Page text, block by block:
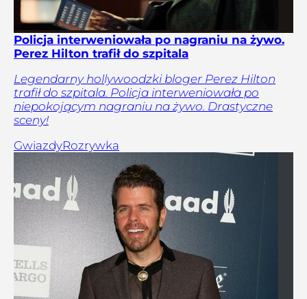
Policja interweniowała po nagraniu na żywo.
Perez Hilton trafił do szpitala
Legendarny hollywoodzki bloger Perez Hilton
trafił do szpitala. Policja interweniowała po
niepokojącym nagraniu na żywo. Drastyczne
sceny!
GwiazdyRozrywka